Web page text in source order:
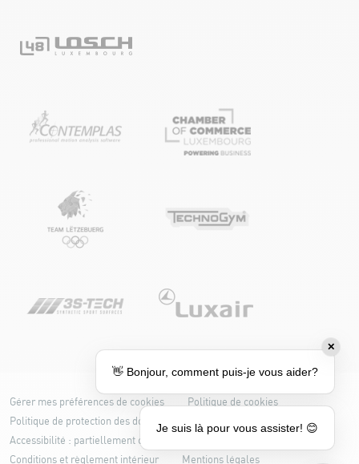
Gérer mes préférences de cookies
Politique de cookies
Politique de protection des données
Accessibilité : partiellement conforme
Conditions et règlement intérieur
Mentions légales
✕
👋 Bonjour, comment puis-je vous aider?
Je suis là pour vous assister! 😊